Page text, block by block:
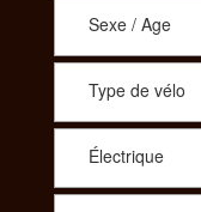
Sexe / Age
Type de vélo
Électrique